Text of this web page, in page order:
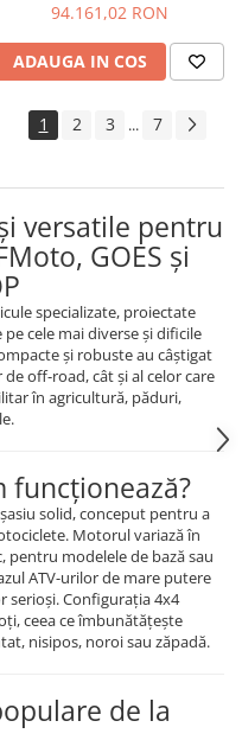
94.161,02 RON
ADAUGA IN COS
1 2 3 ... 7
versatile pentru
GOES și
specializate, proiectate
cele mai diverse și dificile
și robuste au câștigat
off-road, cât și al celor care
în agricultură, păduri,
funcționează?
solid, conceput pentru a
Motorul variază în
pentru modelele de bază sau
ATV-urilor de mare putere
serioși. Configurația 4x4
ceea ce îmbunătățește
nisipos, noroi sau zăpadă.
de la